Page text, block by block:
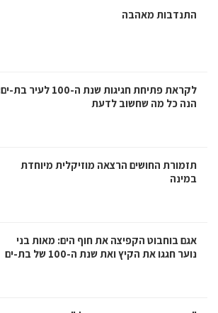
התנדבות מאהבה
לקראת פתיחת חגיגות שנת ה-100 לעיר בת-
הנה כל מה שחשוב לדעת
תזמורת החושים הרצאה מוזיקלית מיוחדת
במינה
אגם בוחבוט הקפיצה את חוף הים: מאות בני
נוער חגגו את הקיץ ואת שנת ה-100 של בת-ים